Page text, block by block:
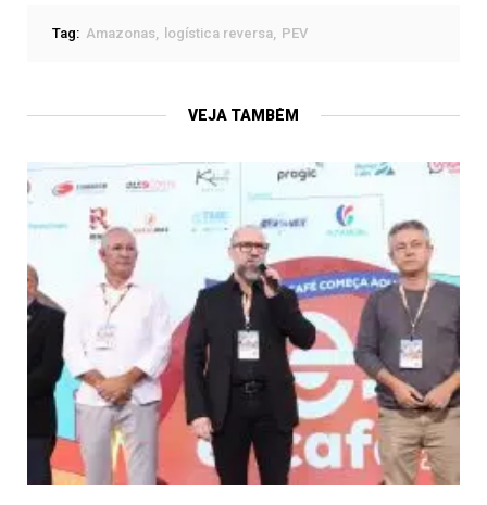
Tag: Amazonas logística reversa PEV
VEJA TAMBÉM